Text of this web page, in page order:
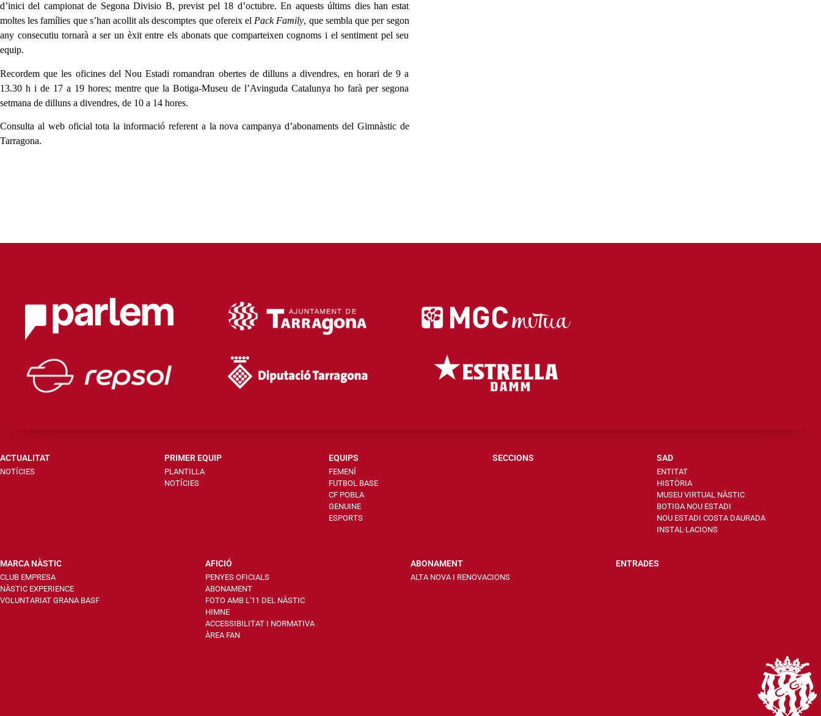
d’inici del campionat de Segona Divisio B, previst pel 18 d’octubre. En aquests últims dies han estat
moltes les famílies que s’han acollit als descomptes que ofereix el Pack Family, que sembla que per segon
any consecutiu tornarà a ser un èxit entre els abonats que comparteixen cognoms i el sentiment pel seu
equip.
Recordem que les oficines del Nou Estadi romandran obertes de dilluns a divendres, en horari de 9 a
13.30 h i de 17 a 19 hores; mentre que la Botiga-Museu de l’Avinguda Catalunya ho farà per segona
setmana de dilluns a divendres, de 10 a 14 hores.
Consulta al web oficial tota la informació referent a la nova campanya d’abonaments del Gimnàstic de
Tarragona.
ACTUALITAT
NOTÍCIES
PRIMER EQUIP
PLANTILLA
NOTÍCIES
EQUIPS
FEMENÍ
FUTBOL BASE
CF POBLA
GENUINE
ESPORTS
SECCIONS SAD
ENTITAT
HISTÒRIA
MUSEU VIRTUAL NÀSTIC
BOTIGA NOU ESTADI
NOU ESTADI COSTA DAURADA
INSTAL·LACIONS
MARCA NÀSTIC
CLUB EMPRESA
NÀSTIC EXPERIENCE
VOLUNTARIAT GRANA BASF
AFICIÓ
PENYES OFICIALS
ABONAMENT
FOTO AMB L'11 DEL NÀSTIC
HIMNE
ACCESSIBILITAT I NORMATIVA
ÀREA FAN
ABONAMENT
ALTA NOVA I RENOVACIONS
ENTRADES